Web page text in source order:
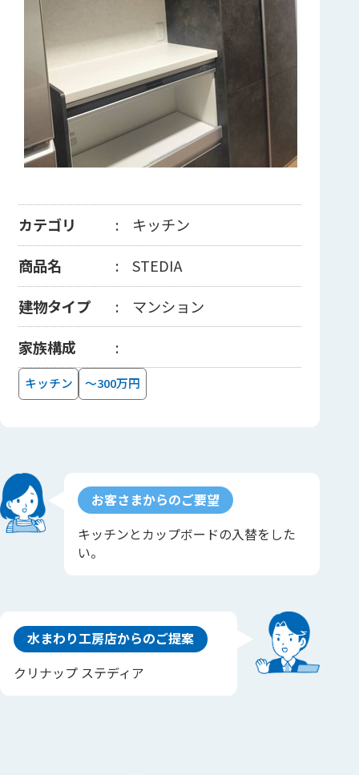
カテゴリ
キッチン
商品名
STEDIA
建物タイプ
マンション
家族構成
キッチン ～300万円
お客さまからのご要望
キッチンとカップボードの入替をした
い。
水まわり工房店からのご提案
クリナップ ステディア